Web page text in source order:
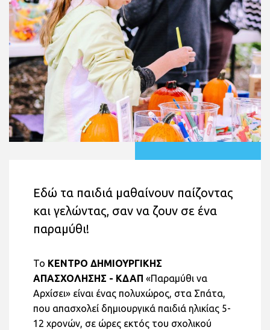
Εδώ τα παιδιά μαθαίνουν παίζοντας
και γελώντας, σαν να ζουν σε ένα
παραμύθι!
Το ΚΕΝΤΡΟ ΔΗΜΙΟΥΡΓΙΚΗΣ
ΑΠΑΣΧΟΛΗΣΗΣ - ΚΔΑΠ «Παραμύθι να
Αρχίσει» είναι ένας πολυχώρος, στα Σπάτα,
που απασχολεί δημιουργικά παιδιά ηλικίας 5-
12 χρονών, σε ώρες εκτός του σχολικού